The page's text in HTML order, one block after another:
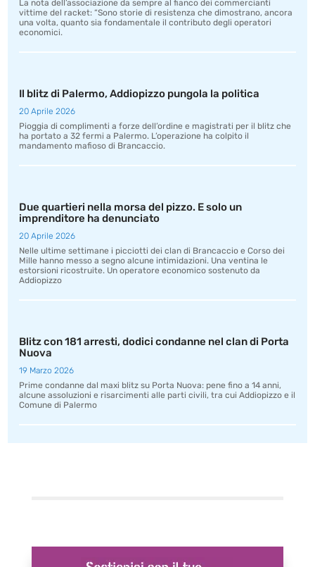
La nota dell’associazione da sempre al fianco dei commercianti
vittime del racket: “Sono storie di resistenza che dimostrano, ancora
una volta, quanto sia fondamentale il contributo degli operatori
economici.
Il blitz di Palermo, Addiopizzo pungola la politica
20 Aprile 2026
Pioggia di complimenti a forze dell’ordine e magistrati per il blitz che
ha portato a 32 fermi a Palermo. L’operazione ha colpito il
mandamento mafioso di Brancaccio.
Due quartieri nella morsa del pizzo. E solo un
imprenditore ha denunciato
20 Aprile 2026
Nelle ultime settimane i picciotti dei clan di Brancaccio e Corso dei
Mille hanno messo a segno alcune intimidazioni. Una ventina le
estorsioni ricostruite. Un operatore economico sostenuto da
Addiopizzo
Blitz con 181 arresti, dodici condanne nel clan di Porta
Nuova
19 Marzo 2026
Prime condanne dal maxi blitz su Porta Nuova: pene fino a 14 anni,
alcune assoluzioni e risarcimenti alle parti civili, tra cui Addiopizzo e il
Comune di Palermo